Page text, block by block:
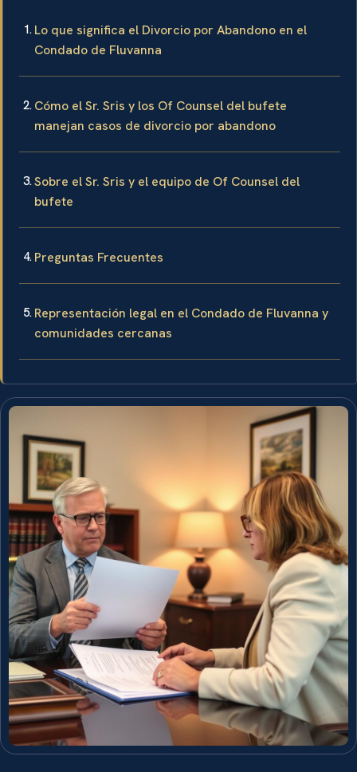
Lo que significa el Divorcio por Abandono en el
Condado de Fluvanna
Cómo el Sr. Sris y los Of Counsel del bufete
manejan casos de divorcio por abandono
Sobre el Sr. Sris y el equipo de Of Counsel del
bufete
Preguntas Frecuentes
Representación legal en el Condado de Fluvanna y
comunidades cercanas